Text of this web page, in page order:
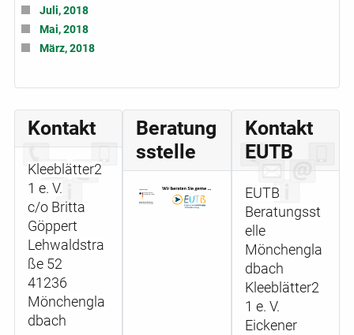
Juli, 2018
Mai, 2018
März, 2018
Kontakt
Kleeblätter2
1 e. V.
c/o Britta
Göppert
Lehwaldstra
ße 52
41236
Mönchengla
dbach
Beratung
sstelle
Kontakt
EUTB
EUTB
Beratungsst
elle
Mönchengla
dbach
Kleeblätter2
1 e. V.
Eickener